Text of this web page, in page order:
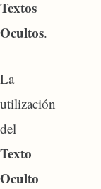
Textos
Ocultos.
La
utilización
del
Texto
Oculto